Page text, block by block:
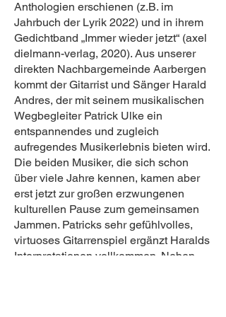
Anthologien erschienen (z.B. im
Jahrbuch der Lyrik 2022) und in ihrem
Gedichtband „Immer wieder jetzt“ (axel
dielmann-verlag, 2020). Aus unserer
direkten Nachbargemeinde Aarbergen
kommt der Gitarrist und Sänger Harald
Andres, der mit seinem musikalischen
Wegbegleiter Patrick Ulke ein
entspannendes und zugleich
aufregendes Musikerlebnis bieten wird.
Die beiden Musiker, die sich schon
über viele Jahre kennen, kamen aber
erst jetzt zur großen erzwungenen
kulturellen Pause zum gemeinsamen
Jammen. Patricks sehr gefühlvolles,
virtuoses Gitarrenspiel ergänzt Haralds
Interpretationen vollkommen. Neben